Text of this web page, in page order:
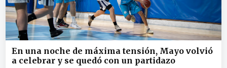
En una noche de máxima tensión, Mayo volvió
a celebrar y se quedó con un partidazo